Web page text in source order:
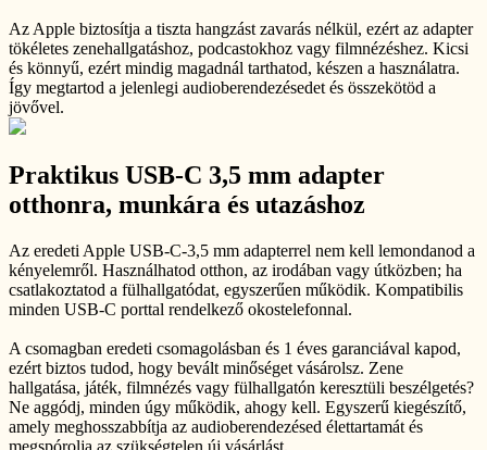
Az Apple biztosítja a tiszta hangzást zavarás nélkül, ezért az adapter
tökéletes zenehallgatáshoz, podcastokhoz vagy filmnézéshez. Kicsi
és könnyű, ezért mindig magadnál tarthatod, készen a használatra.
Így megtartod a jelenlegi audioberendezésedet és összekötöd a
jövővel.
Praktikus USB-C 3,5 mm adapter
otthonra, munkára és utazáshoz
Az eredeti Apple USB-C-3,5 mm adapterrel nem kell lemondanod a
kényelemről. Használhatod otthon, az irodában vagy útközben; ha
csatlakoztatod a fülhallgatódat, egyszerűen működik. Kompatibilis
minden USB-C porttal rendelkező okostelefonnal.
A csomagban eredeti csomagolásban és 1 éves garanciával kapod,
ezért biztos tudod, hogy bevált minőséget vásárolsz. Zene
hallgatása, játék, filmnézés vagy fülhallgatón keresztüli beszélgetés?
Ne aggódj, minden úgy működik, ahogy kell. Egyszerű kiegészítő,
amely meghosszabbítja az audioberendezésed élettartamát és
megspórolja az szükségtelen új vásárlást.